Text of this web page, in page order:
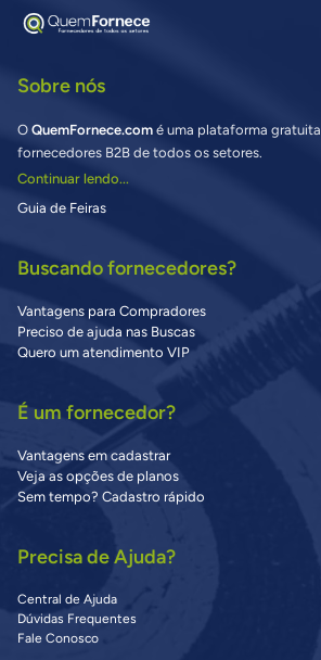
Sobre nós
O QuemFornece.com é uma plataforma
fornecedores B2B de todos os setores.
Continuar lendo...
Guia de Feiras
Buscando fornecedores?
Vantagens para Compradores
Preciso de ajuda nas Buscas
Quero um atendimento VIP
É um fornecedor?
Vantagens em cadastrar
Veja as opções de planos
Sem tempo? Cadastro rápido
Precisa de Ajuda?
Central de Ajuda
Dúvidas Frequentes
Fale Conosco